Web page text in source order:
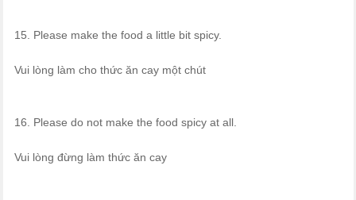
15. Please make the food a little bit spicy.
Vui lòng làm cho thức ăn cay một chút
16. Please do not make the food spicy at all.
Vui lòng đừng làm thức ăn cay